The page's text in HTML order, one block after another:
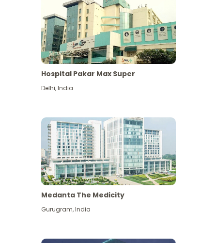
Hospital Pakar Max Super
Delhi,India
Medanta The Medicity
Gurugram,India